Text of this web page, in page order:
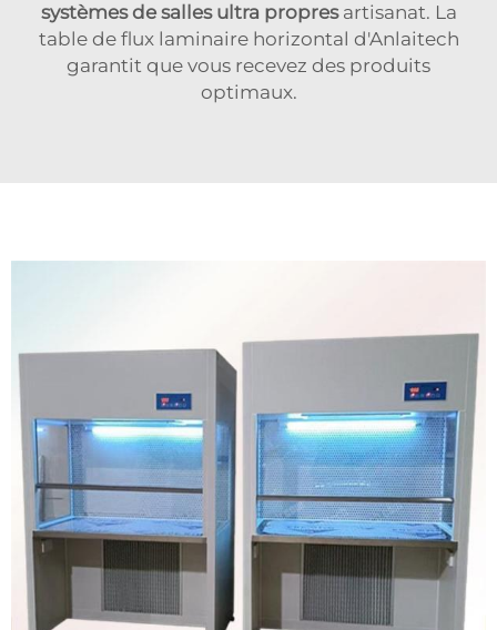
systèmes de salles ultra propres artisanat. La
table de flux laminaire horizontal d'Anlaitech
garantit que vous recevez des produits
optimaux.